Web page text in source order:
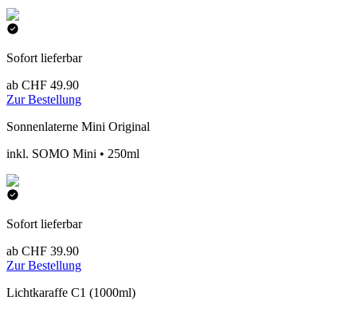
Sofort lieferbar
ab CHF 49.90
Zur Bestellung
Sonnenlaterne Mini Original
inkl. SOMO Mini • 250ml
Sofort lieferbar
ab CHF 39.90
Zur Bestellung
Lichtkaraffe C1 (1000ml)